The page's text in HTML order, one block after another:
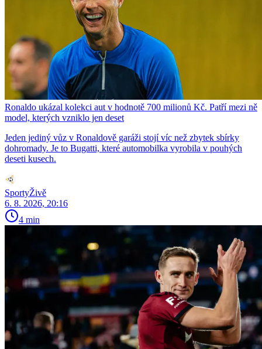
Ronaldo ukázal kolekci aut v hodnotě 700 milionů Kč. Patří mezi ně
model, kterých vzniklo jen deset
Jeden jediný vůz v Ronaldově garáži stojí víc než zbytek sbírky
dohromady. Je to Bugatti, které automobilka vyrobila v pouhých
deseti kusech.
SportyŽivě
6. 8. 2026, 20:16
4 min